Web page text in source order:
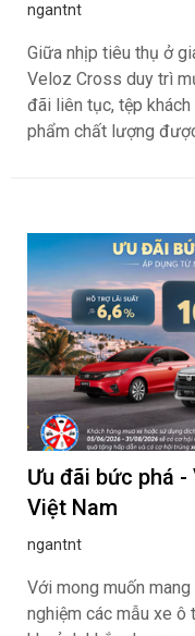
ngantnt
Giữa nhịp tiêu thụ ở
Veloz Cross duy trì
đãi liên tục, tệp
phẩm chất lượng
Ưu đãi bức phá
Việt Nam
ngantnt
Với mong muốn
nghiệm các mẫu xe ô